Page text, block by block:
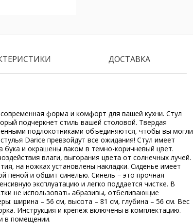
ДОСТАВКА
форма и комфорт для вашей кухни. Стул
подчеркнет стиль вашей столовой. Твердая
подлокотниками объединяются, чтобы вы могли
Darice превзойдут все ожидания! Стул имеет
и окрашены лаком в темно-коричневый цвет.
влаги, выгорания цвета от солнечных лучей.
на ножках установлены накладки. Сиденье имеет
пеной и обшит синелью. Синель – это прочная
эксплуатацию и легко поддается чистке. В
не использовать абразивы, отбеливающие
ширина – 56 см, высота – 81 см, глубина – 56 см. Вес
Инструкция и крепеж включены в комплектацию.
в помещении.